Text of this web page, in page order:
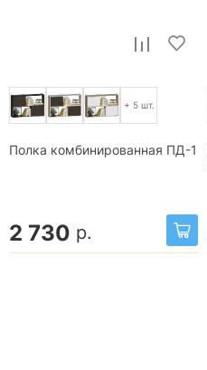
+ 5 шт.
Полка комбинированная ПД-1
2 730 р.